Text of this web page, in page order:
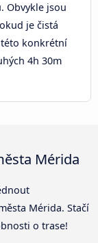
Obvykle jsou
je čistá
konkrétní
4h 30m
Mérida
Mérida. Stačí
o trase!